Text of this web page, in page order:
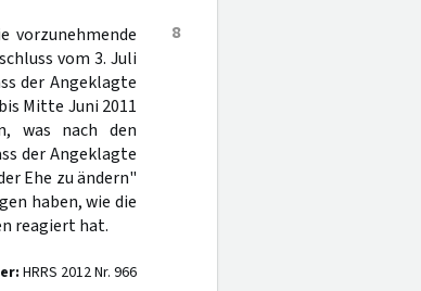
8
vorzunehmende
vom 3. Juli
der Angeklagte
Mitte Juni 2011
was nach den
der Angeklagte
Ehe zu ändern"
haben, wie die
reagiert hat.
HRRS 2012 Nr. 966